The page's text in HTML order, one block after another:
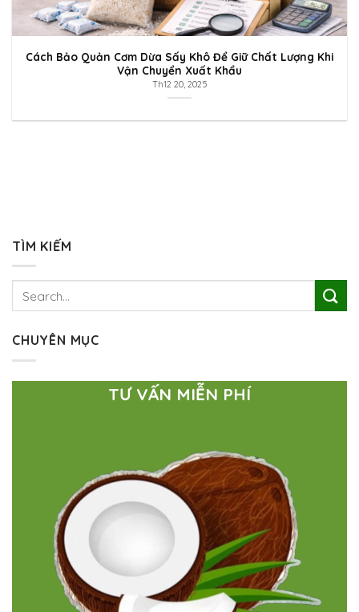
Cách Bảo Quản Cơm Dừa Sấy Khô Để Giữ Chất Lượng Khi
Vận Chuyển Xuất Khẩu
Th12 20, 2025
TÌM KIẾM
CHUYÊN MỤC
TƯ VẤN MIỄN PHÍ